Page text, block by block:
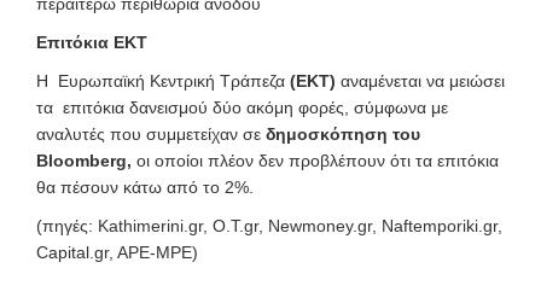
Επιτόκια ΕΚΤ
Η Ευρωπαϊκή Κεντρική Τράπεζα (ΕΚΤ) αναμένεται να μειώσει
τα επιτόκια δανεισμού δύο ακόμη φορές, σύμφωνα με
αναλυτές που συμμετείχαν σε δημοσκόπηση του
Bloomberg, οι οποίοι πλέον δεν προβλέπουν ότι τα επιτόκια
θα πέσουν κάτω από το 2%.
(πηγές: Kathimerini.gr, O.T.gr, Newmoney.gr, Naftemporiki.gr,
Capital.gr, APE-MPE)